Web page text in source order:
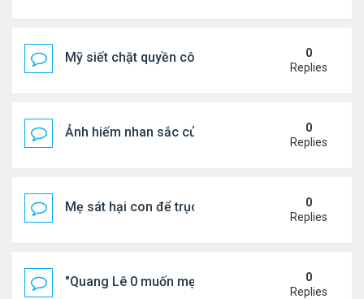
Mỹ siết chặt quyền công dân theo nơi sinh, mở
0
Replies
Ảnh hiếm nhan sắc của Thẩm Thuý Hằng0
Replies
Mẹ sát hại con để trục lợi bảo hiểm
0
Replies
"Quang Lê 0 muốn mẹ thua kém người khác"
0
Replies